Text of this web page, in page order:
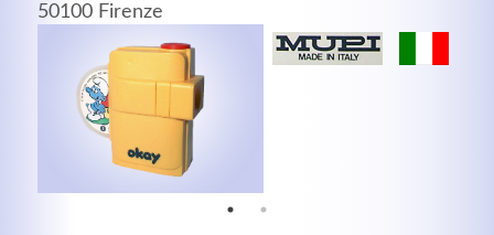
50100 Firenze
Lorem ipsum dolor sit amet, consectetuer adipiscing
elit. Aenean commodo ligula eget dolor.
MEHR INFOS